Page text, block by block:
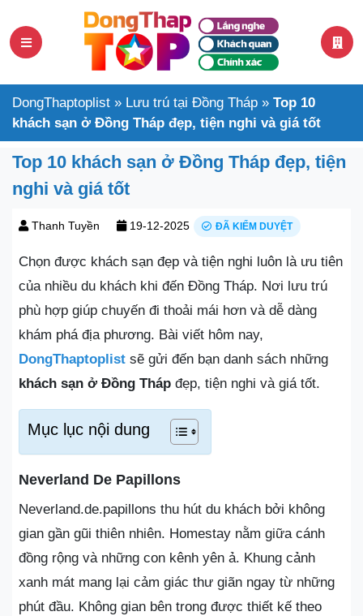
DongThaptoplist » Lưu trú tại Đồng Tháp » Top 10
khách sạn ở Đồng Tháp đẹp, tiện nghi và giá tốt
Top 10 khách sạn ở Đồng Tháp đẹp, tiện
nghi và giá tốt
Thanh Tuyền 19-12-2025 ĐÃ KIỂM DUYỆT
Chọn được khách sạn đẹp và tiện nghi luôn là ưu tiên
của nhiều du khách khi đến Đồng Tháp. Nơi lưu trú
phù hợp giúp chuyến đi thoải mái hơn và dễ dàng
khám phá địa phương. Bài viết hôm nay,
DongThaptoplist sẽ gửi đến bạn danh sách những
khách sạn ở Đồng Tháp đẹp, tiện nghi và giá tốt.
Mục lục nội dung
Neverland De Papillons
Neverland.de.papillons thu hút du khách bởi không
gian gần gũi thiên nhiên. Homestay nằm giữa cánh
đồng rộng và những con kênh yên ả. Khung cảnh
xanh mát mang lại cảm giác thư giãn ngay từ những
phút đầu. Không gian bên trong được thiết kế theo